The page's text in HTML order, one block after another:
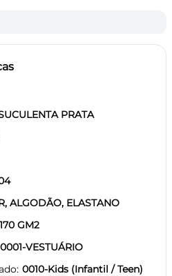
PRATA
ALGODÃO, ELASTANO
GM2
0001-VESTUÁRIO
0010-Kids (Infantil / Teen)